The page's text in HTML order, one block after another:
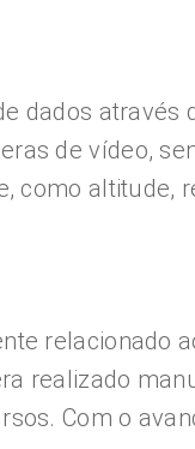
dados
de vídeo,
altitude,
realizado
Com o